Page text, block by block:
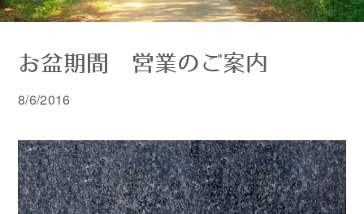
お盆期間 営業のご案内
8/6/2016
洋型・和洋型墓石
彫刻・石材看板
クリーニング
墓 誌
お問い合わせ
お問い合わせ（字彫り）